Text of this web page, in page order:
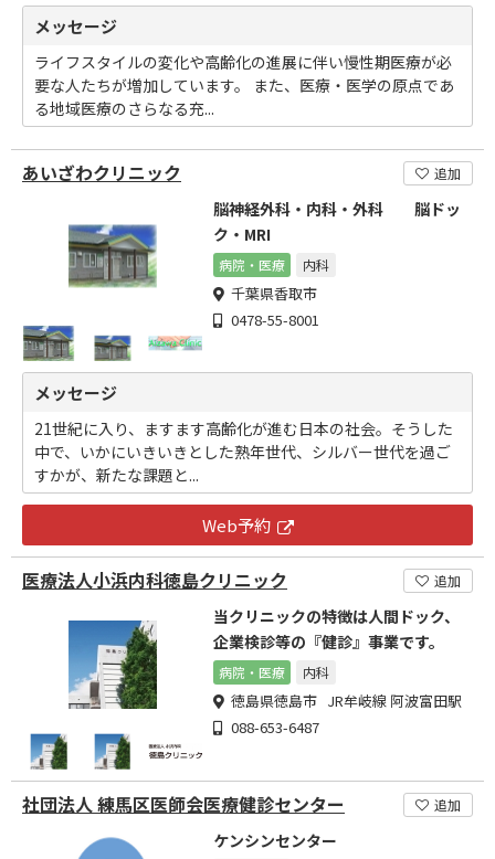
メッセージ
ライフスタイルの変化や高齢化の進展に伴い慢性期医療が必
要な人たちが増加しています。 また、医療・医学の原点であ
る地域医療のさらなる充...
あいざわクリニック 追加
脳神経外科・内科・外科 脳ドッ
ク・MRI
病院・医療 内科
千葉県香取市
0478-55-8001
メッセージ
21世紀に入り、ますます高齢化が進む日本の社会。そうした
中で、いかにいきいきとした熟年世代、シルバー世代を過ご
すかが、新たな課題と...
Web予約
医療法人小浜内科徳島クリニック 追加
当クリニックの特徴は人間ドック、
企業検診等の『健診』事業です。
病院・医療 内科
徳島県徳島市 JR牟岐線 阿波富田駅
088-653-6487
社団法人 練馬区医師会医療健診センター 追加
ケンシンセンター